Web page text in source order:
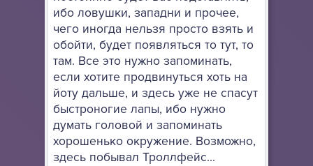
ибо ловушки, западни и прочее,
чего иногда нельзя просто взять и
обойти, будет появляться то тут, то
там. Все это нужно запоминать,
если хотите продвинуться хоть на
йоту дальше, и здесь уже не спасут
быстроногие лапы, ибо нужно
думать головой и запоминать
хорошенько окружение. Возможно,
здесь побывал Троллфейс...